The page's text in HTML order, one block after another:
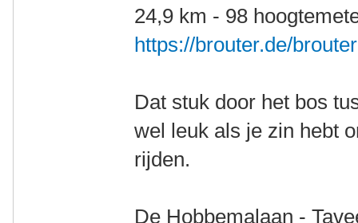
24,9 km - 98
https://brouter.de/
Dat stuk door het bos
wel leuk als je zin hebt
rijden.
De Hobbemalaan -